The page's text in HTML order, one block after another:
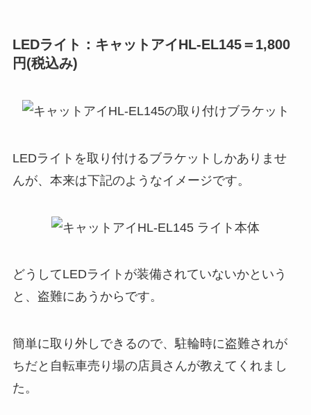
LEDライト：キャットアイHL-EL145＝1,800
円(税込み)
LEDライトを取り付けるブラケットしかありませ
んが、本来は下記のようなイメージです。
どうしてLEDライトが装備されていないかという
と、盗難にあうからです。
簡単に取り外しできるので、駐輪時に盗難されが
ちだと自転車売り場の店員さんが教えてくれまし
た。